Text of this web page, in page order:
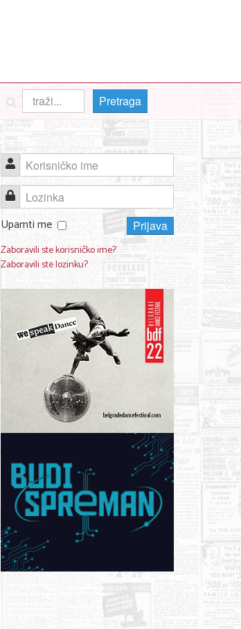
Pretraga
Korisničko ime
Lozinka
Upamti me
Prijava
Zaboravili ste korisničko ime?
Zaboravili ste lozinku?